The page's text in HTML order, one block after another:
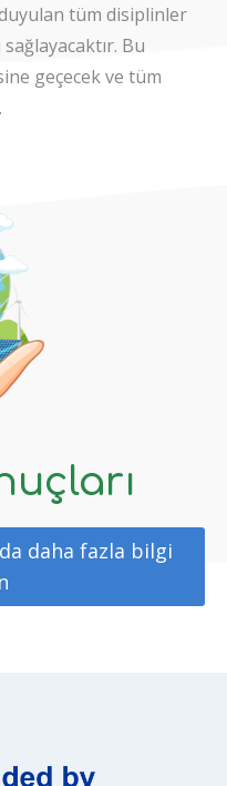
tüm disiplinler
Bu
geçecek ve tüm
daha fazla bilgi